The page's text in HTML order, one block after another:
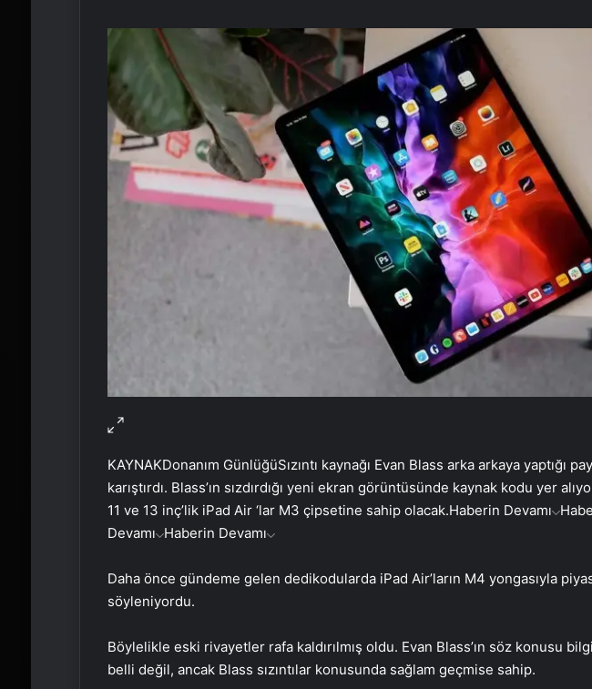
KAYNAKDonanım GünlüğüSızıntı kaynağı Evan Blass arka arkaya yaptığı
karıştırdı. Blass’ın sızdırdığı yeni ekran görüntüsünde kaynak kodu yer
11 ve 13 inç’lik iPad Air ‘lar M3 çipsetine sahip olacak.Haberin Devamı
Devamı Haberin Devamı
Daha önce gündeme gelen dedikodularda iPad Air’ların M4 yongasıyla
söyleniyordu.
Böylelikle eski rivayetler rafa kaldırılmış oldu. Evan Blass’ın söz konusu
belli değil, ancak Blass sızıntılar konusunda sağlam geçmise sahip.